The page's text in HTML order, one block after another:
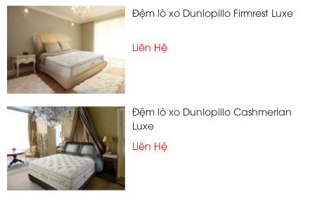
Đệm lò xo Dunlopillo Firmrest Luxe
Liên Hệ
Đệm lò xo Dunlopillo Cashmerian
Luxe
Liên Hệ